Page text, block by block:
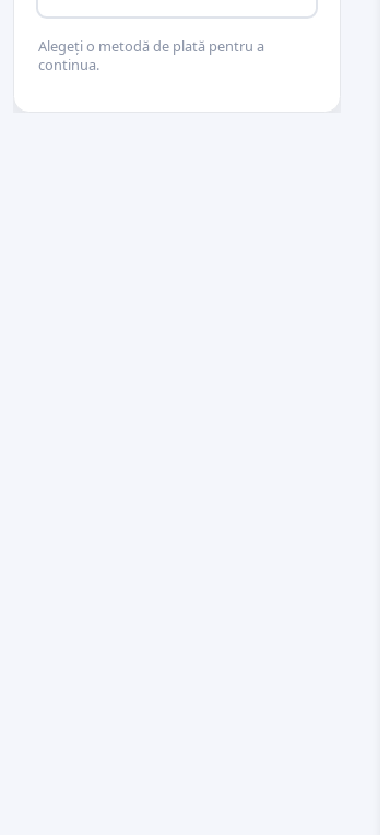
Alegeți o metodă de plată pentru a
continua.